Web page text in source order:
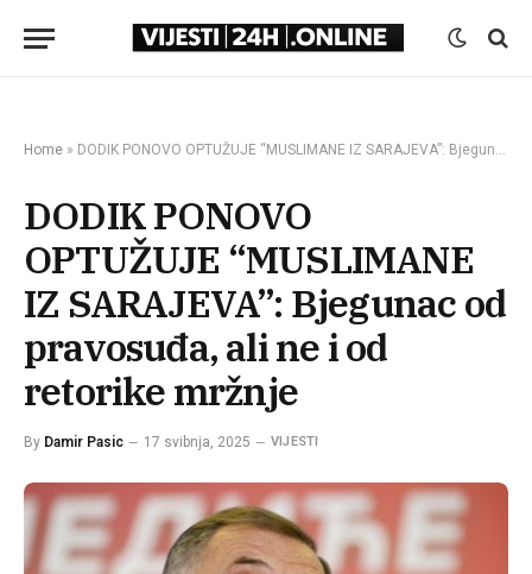
Home » DODIK PONOVO OPTUŽUJE “MUSLIMANE IZ SARAJEVA”: Bjegunac od pravosuđa, ali ne i od retorike mržnje
DODIK PONOVO
OPTUŽUJE “MUSLIMANE
IZ SARAJEVA”: Bjegunac od
pravosuđa, ali ne i od
retorike mržnje
By Damir Pasic 17 svibnja, 2025 VIJESTI